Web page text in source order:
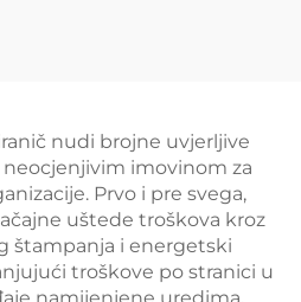
nudi brojne uvjerljive
imovinom za
Prvo i pre svega,
uštede troškova kroz
štampanja i energetski
troškove po stranici u